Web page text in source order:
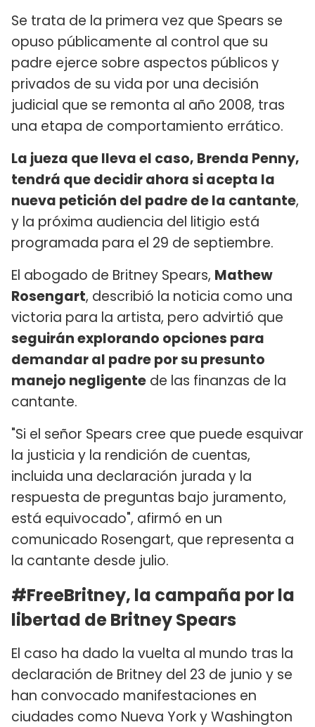
Se trata de la primera vez que Spears se
opuso públicamente al control que su
padre ejerce sobre aspectos públicos y
privados de su vida por una decisión
judicial que se remonta al año 2008, tras
una etapa de comportamiento errático.
La jueza que lleva el caso, Brenda Penny,
tendrá que decidir ahora si acepta la
nueva petición del padre de la cantante,
y la próxima audiencia del litigio está
programada para el 29 de septiembre.
El abogado de Britney Spears, Mathew
Rosengart, describió la noticia como una
victoria para la artista, pero advirtió que
seguirán explorando opciones para
demandar al padre por su presunto
manejo negligente de las finanzas de la
cantante.
"Si el señor Spears cree que puede esquivar
la justicia y la rendición de cuentas,
incluida una declaración jurada y la
respuesta de preguntas bajo juramento,
está equivocado", afirmó en un
comunicado Rosengart, que representa a
la cantante desde julio.
#FreeBritney, la campaña por la
libertad de Britney Spears
El caso ha dado la vuelta al mundo tras la
declaración de Britney del 23 de junio y se
han convocado manifestaciones en
ciudades como Nueva York y Washington